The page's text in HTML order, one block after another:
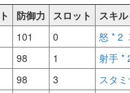
防御力 スロット
スキル
101 0 怒 * 2
98 1 射手 *
98 3 スタ